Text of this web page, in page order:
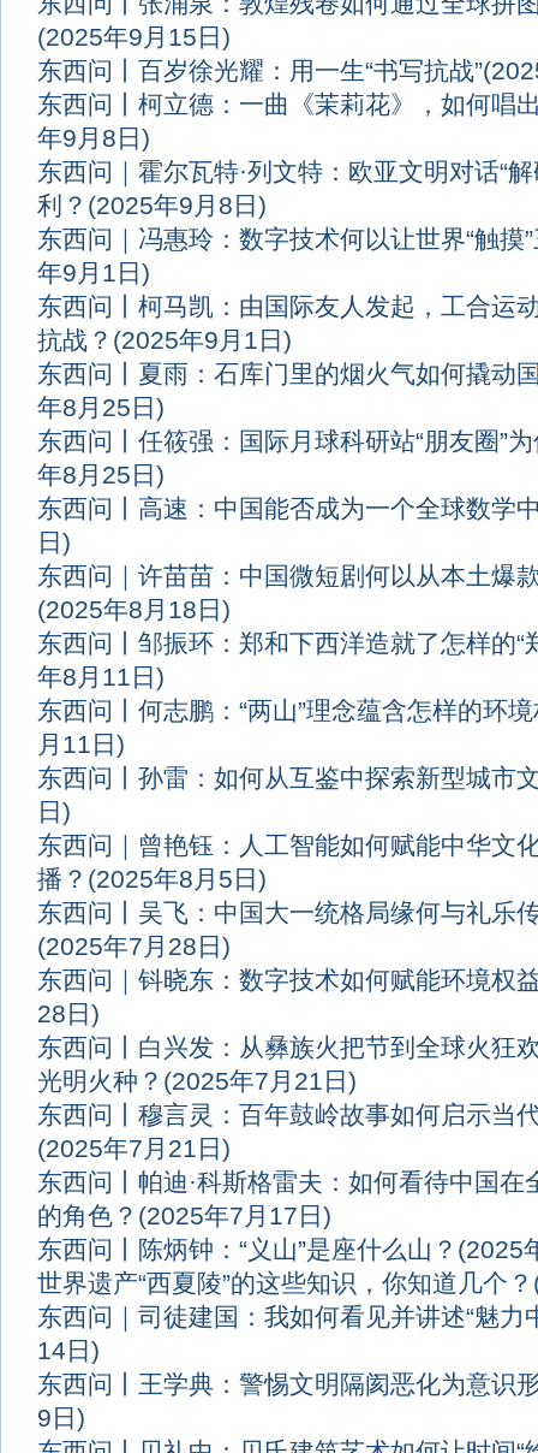
(2025年9月15日)
东西问丨百岁徐光耀：用一生“书写抗战”
东西问丨柯立德：一曲《茉莉花》，如何唱
年9月8日)
东西问｜霍尔瓦特·列文特：欧亚文明对话“
利？ (2025年9月8日)
东西问｜冯惠玲：数字技术何以让世界“触摸
年9月1日)
东西问丨柯马凯：由国际友人发起，工合运
抗战？ (2025年9月1日)
东西问丨夏雨：石库门里的烟火气如何撬动
年8月25日)
东西问丨任筱强：国际月球科研站“朋友圈”
年8月25日)
东西问丨高速：中国能否成为一个全球数学
日)
东西问｜许苗苗：中国微短剧何以从本土爆
(2025年8月18日)
东西问丨邹振环：郑和下西洋造就了怎样的“
年8月11日)
东西问丨何志鹏：“两山”理念蕴含怎样的环
月11日)
东西问丨孙雷：如何从互鉴中探索新型城市
日)
东西问｜曾艳钰：人工智能如何赋能中华文
播？ (2025年8月5日)
东西问丨吴飞：中国大一统格局缘何与礼乐
(2025年7月28日)
东西问｜钭晓东：数字技术如何赋能环境权
28日)
东西问丨白兴发：从彝族火把节到全球火狂
光明火种？ (2025年7月21日)
东西问丨穆言灵：百年鼓岭故事如何启示当
(2025年7月21日)
东西问丨帕迪·科斯格雷夫：如何看待中国在
的角色？ (2025年7月17日)
东西问丨陈炳钟：“义山”是座什么山？ (2025
世界遗产“西夏陵”的这些知识，你知道几个？
东西问｜司徒建国：我如何看见并讲述“魅力
14日)
东西问丨王学典：警惕文明隔阂恶化为意识
9日)